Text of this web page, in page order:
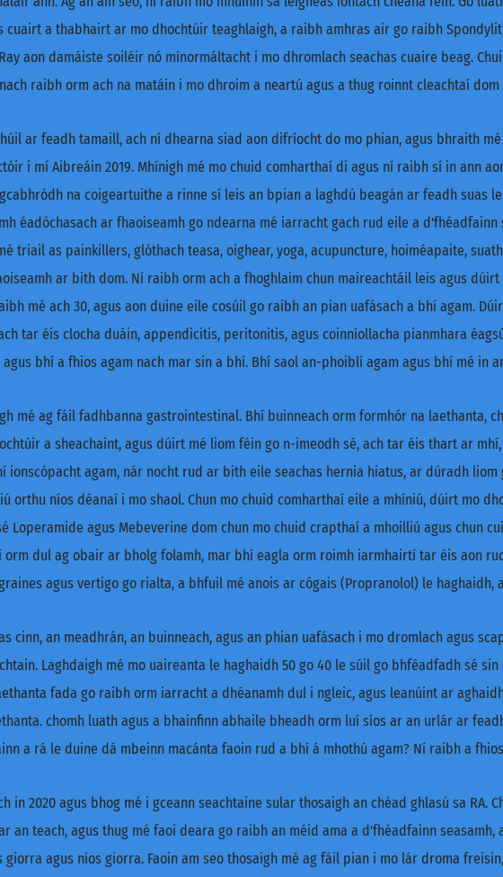
a thabhairt ar mo dhochtúir teaghlaigh, a raibh amhras air go raibh
aon damáiste soiléir nó mínormáltacht i mo dhromlach seachas cuaire beag.
raibh orm ach na matáin i mo dhroim a neartú agus a thug roinnt cleachtaí
ar feadh tamaill, ach ní dhearna siad aon difríocht do mo phian, agus bhraith
i mí Aibreáin 2019. Mhínigh mé mo chuid comharthaí di agus ní raibh sí in ann
na coigeartuithe a rinne sí leis an bpian a laghdú beagán ar feadh suas
éadóchasach ar fhaoiseamh go ndearna mé iarracht gach rud eile a
triail as painkillers, glóthach teasa, oighear, yoga, acupuncture, hoiméapaite,
ar bith dom. Ní raibh orm ach a fhoghlaim chun maireachtáil leis agus
mé ach 30, agus aon duine eile cosúil go raibh an pian uafásach a bhí agam.
tar éis clocha duáin, appendicitis, peritonitis, agus coinníollacha pianmhara
agus bhí a fhios agam nach mar sin a bhí. Bhí saol an-phoiblí agam agus bhí mé in
mé ag fáil fadhbanna gastrointestinal. Bhí buinneach orm formhór na laethanta,
a sheachaint, agus dúirt mé liom féin go n-imeodh sé, ach tar éis thart ar
ionscópacht agam, nár nocht rud ar bith eile seachas hernia hiatus, ar dúradh
orthu níos déanaí i mo shaol. Chun mo chuid comharthaí eile a mhíniú, dúirt mo
Loperamide agus Mebeverine dom chun mo chuid crapthaí a mhoilliú agus chun
orm dul ag obair ar bholg folamh, mar bhí eagla orm roimh iarmhairtí tar éis aon
agus vertigo go rialta, a bhfuil mé anois ar cógais (Propranolol) le haghaidh,
cinn, an meadhrán, an buinneach, agus an phian uafásach i mo dromlach agus
Laghdaigh mé mo uaireanta le haghaidh 50 go 40 le súil go bhféadfadh sé
fada go raibh orm iarracht a dhéanamh dul i ngleic, agus leanúint ar
chomh luath agus a bhainfinn abhaile bheadh orm luí síos ar an urlár ar
a rá le duine dá mbeinn macánta faoin rud a bhí á mhothú agam? Ní raibh a
in 2020 agus bhog mé i gceann seachtaine sular thosaigh an chéad ghlasú sa RA.
an teach, agus thug mé faoi deara go raibh an méid ama a d'fhéadfainn seasamh,
agus níos giorra. Faoin am seo thosaigh mé ag fáil pian i mo lár droma